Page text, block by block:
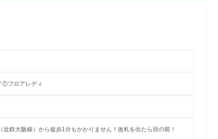
①フロアレディ
近鉄大阪線）から徒歩1分もかかりません！改札を出たら目の前！